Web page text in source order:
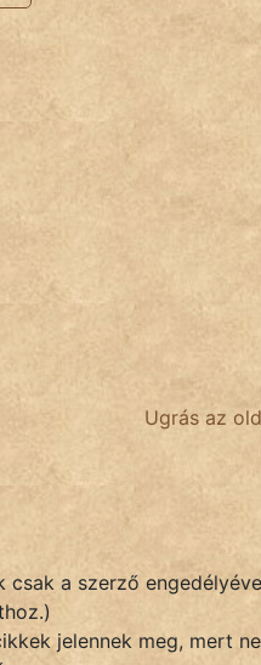
Ugrás az
a szerző
jelennek meg, mert